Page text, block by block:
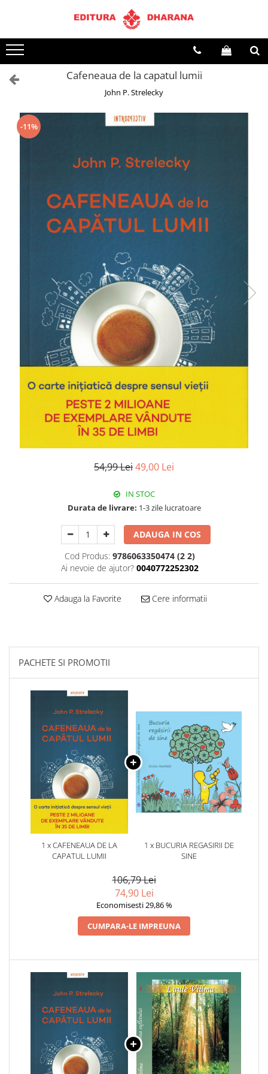
Toate Produsele
CARTI EDITURA DHARANA
OFERTE LA PACHET
Terapii
Dietoterapie
AUDIOBOOK
Business, Economie
Carti pentru copii
Psihologie
Sanatate
Cafeneaua de la capatul lumii
John P. Strelecky
-11%
54,99 Lei49,00 Lei
IN STOC
Durata de livrare: 1-3 zile lucratoare
ADAUGA IN COS
Cod Produs: 9786063350474 (2 2)
Ai nevoie de ajutor? 0040772252302
Adauga la Favorite Cere informatii
PACHETE SI PROMOTII
1 x CAFENEAUA DE LA
CAPATUL LUMII
1 x BUCURIA REGASIRII DE
SINE
106,79 Lei
74,90 Lei
Economisesti 29,86 %
CUMPARA-LE IMPREUNA